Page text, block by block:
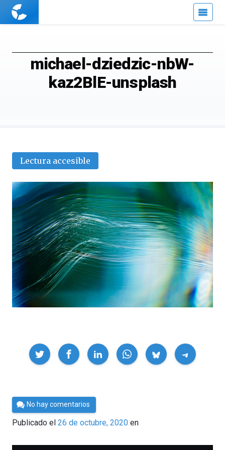
Cuaderno
michael-dziedzic-nbW-
kaz2BlE-unsplash
Lectura accesible
Compartir
Por
César
Tomé
No hay comentarios
Publicado el 26 de octubre, 2020 en